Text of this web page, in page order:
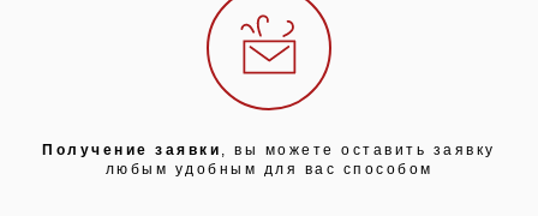
Получение заявки , вы можете оставить заявку
любым удобным для вас способом